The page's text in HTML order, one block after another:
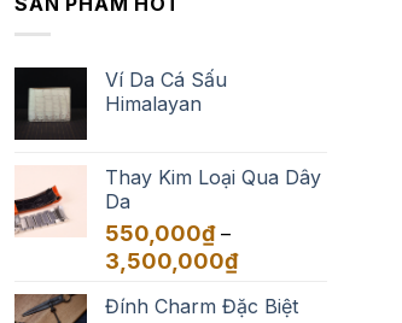
Ví Da Cá Sấu
Himalayan
Thay Kim Loại Qua Dây
Da
550,000₫ –
3,500,000₫Khoảng
từ
Đính Charm Đặc Biệt